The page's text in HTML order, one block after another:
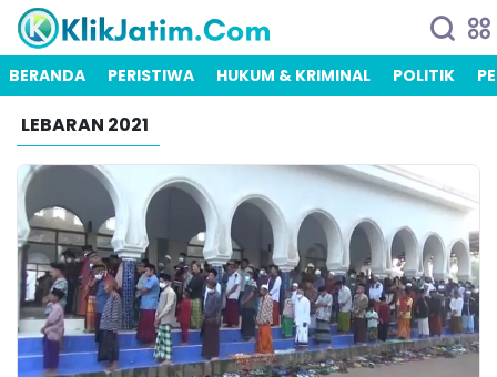
BERANDA PERISTIWA HUKUM & KRIMINAL POLITIK
LEBARAN 2021